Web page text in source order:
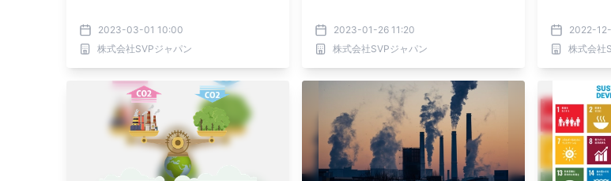
2023-03-01 10:00
株式会社SVPジャパン
2023-01-26 11:20
株式会社SVPジャパン
2022-
株式会社